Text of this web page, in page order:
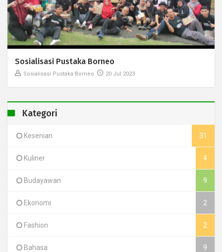
Sosialisasi Pustaka Borneo
Sosialisasi Pustaka Borneo 20 Jul 2023
Kategori
Kesenian 31
Kuliner 4
Budayawan 9
Ekonomi 2
Fashion 2
Bahasa 9